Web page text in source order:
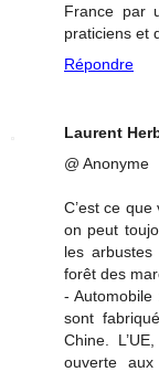
France par
praticiens et
Répondre
Laurent
@ Anonyme
C’est ce
on peut
les
forêt des
- Automobile
sont
Chine.
ouverte